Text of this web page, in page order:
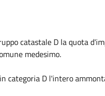
catastale D la quota
medesimo.
categoria D l'intero